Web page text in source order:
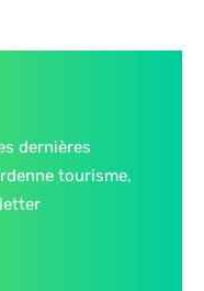
dernières
tourisme,